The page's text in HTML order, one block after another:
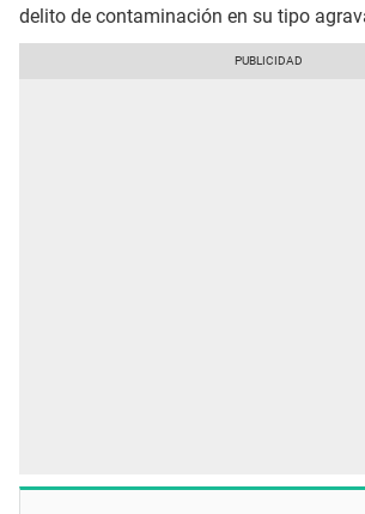
delito de contaminación en su tipo